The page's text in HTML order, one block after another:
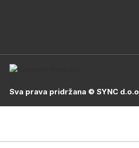
Sva prava pridržana © SYNC d.o.o